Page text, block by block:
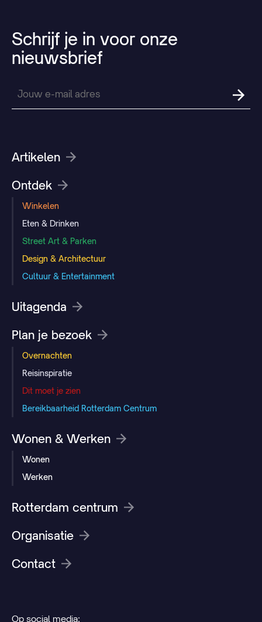
Schrijf je in voor onze
nieuwsbrief
Artikelen
Ontdek
Winkelen
Eten & Drinken
Street Art & Parken
Design & Architectuur
Cultuur & Entertainment
Uitagenda
Plan je bezoek
Overnachten
Reisinspiratie
Dit moet je zien
Bereikbaarheid Rotterdam Centrum
Wonen & Werken
Wonen
Werken
Rotterdam centrum
Organisatie
Contact
Op social media: